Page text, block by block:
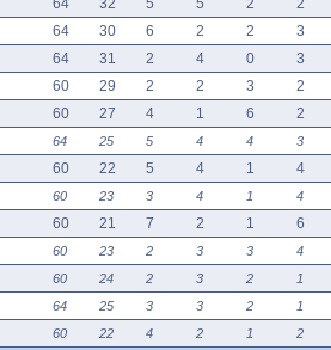
64 32 5 5 2
2
64 30 6 2 2
3
64 31 2 4 0
3
60 29 2 2 3
2
60 27 4 1 6 2
64 25 5 4 4 3
60 22 5 4 1 4
60 23 3 4 1 4
60 21 7 2 1 6
60 23 2 3 3
4
60 24 2 3 2
1
64 25 3 3 2
1
60 22 4 2 1
2